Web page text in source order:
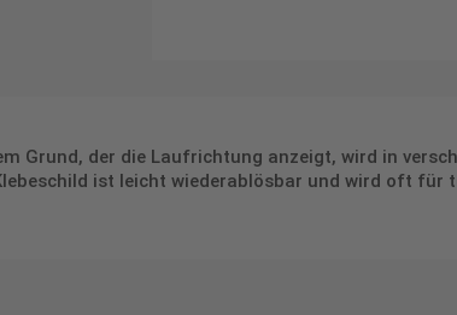
Grund, der die Laufrichtung anzeigt, wird in
ist leicht wiederablösbar und wird oft für